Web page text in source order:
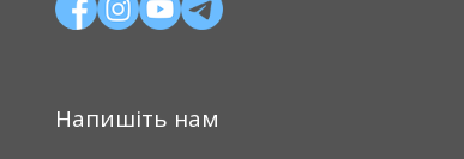
Напишіть нам